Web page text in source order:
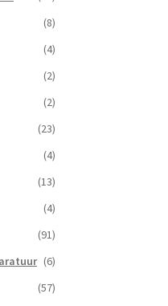
(8)
(4)
(2)
(2)
(23)
(4)
(13)
(4)
(91)
(6)
(57)